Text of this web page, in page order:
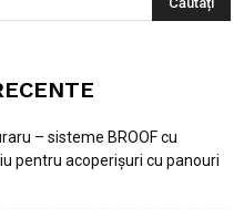
– sisteme BROOF cu
pentru acoperișuri cu panouri